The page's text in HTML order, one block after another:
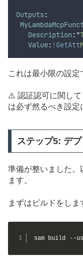
Outputs:
Description : "
Value: !GetAtt
これは最小限の設定
⚠️ 認証認可に関して
は必ず然るべき設定
ステップ5: デプ
準備が整いました。
ます。
まずはビルドをしま
sam build --